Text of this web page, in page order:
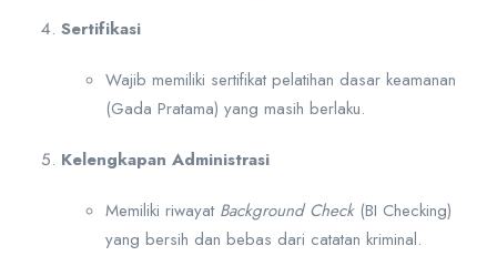
Sertifikasi
Wajib memiliki sertifikat pelatihan dasar keamanan
(Gada Pratama) yang masih berlaku.
Kelengkapan Administrasi
Memiliki riwayat Background Check(BI Checking)
yang bersih dan bebas dari catatan kriminal.